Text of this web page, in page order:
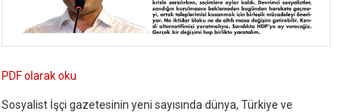
PDF olarak oku
Sosyalist İşçi gazetesinin yeni sayısında dünya, Türkiye ve